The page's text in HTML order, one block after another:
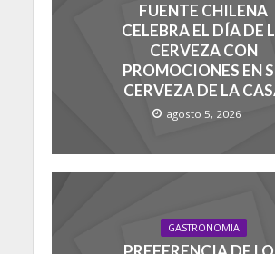
FUENTE CHILENA
CELEBRA EL DÍA DE
CERVEZA CON
PROMOCIONES EN
CERVEZA DE LA
agosto 5, 2026
GASTRONOMIA